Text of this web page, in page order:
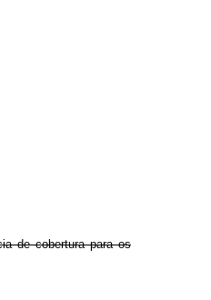
de cobertura para os